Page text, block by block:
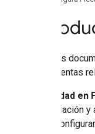
En estos
herramientas
Seguridad en
autenticación
cómo